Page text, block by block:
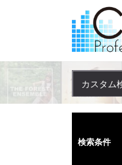
カスタム
検索条件